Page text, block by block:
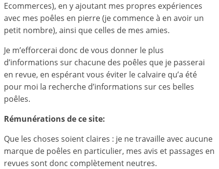
Ecommerces), en y ajoutant mes propres expériences
avec mes poêles en pierre (je commence à en avoir un
petit nombre), ainsi que celles de mes amies.
Je m’efforcerai donc de vous donner le plus
d’informations sur chacune des poêles que je passerai
en revue, en espérant vous éviter le calvaire qu’a été
pour moi la recherche d’informations sur ces belles
poêles.
Rémunérations de ce site:
Que les choses soient claires : je ne travaille avec aucune
marque de poêles en particulier, mes avis et passages en
revues sont donc complètement neutres.